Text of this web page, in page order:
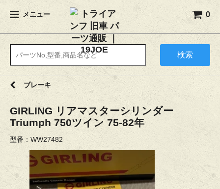
メニュー 0
検索
ブレーキ
GIRLING リアマスターシリンダー
Triumph 750ツイン 75-82年
型番：WW27482